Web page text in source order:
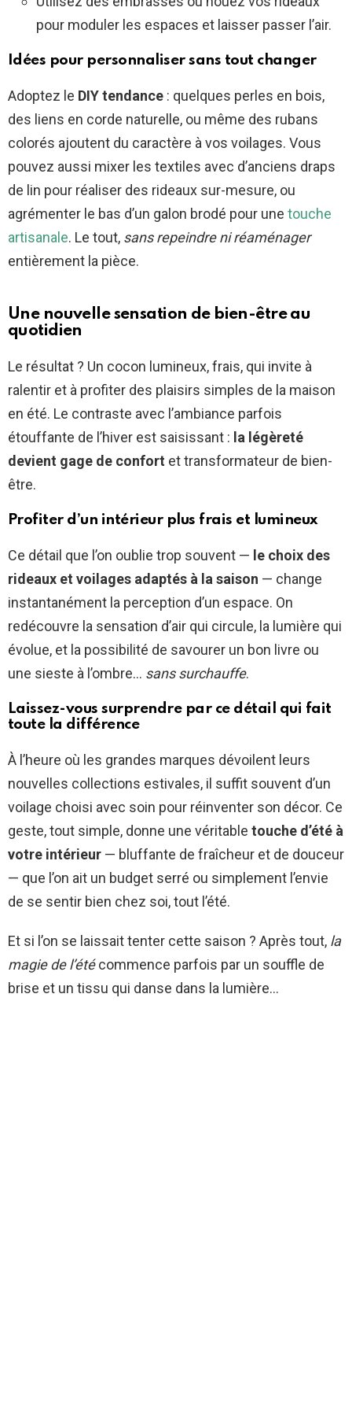
pour moduler les espaces et laisser passer l’air.
Idées pour personnaliser sans tout changer
Adoptez le DIY tendance : quelques perles en bois,
des liens en corde naturelle, ou même des rubans
colorés ajoutent du caractère à vos voilages. Vous
pouvez aussi mixer les textiles avec d’anciens draps
de lin pour réaliser des rideaux sur-mesure, ou
agrémenter le bas d’un galon brodé pour une touche
artisanale. Le tout, sans repeindre ni réaménager
entièrement la pièce.
Une nouvelle sensation de bien-être au
quotidien
Le résultat ? Un cocon lumineux, frais, qui invite à
ralentir et à profiter des plaisirs simples de la maison
en été. Le contraste avec l’ambiance parfois
étouffante de l’hiver est saisissant : la légèreté
devient gage de confort et transformateur de bien-
être.
Profiter d’un intérieur plus frais et lumineux
Ce détail que l’on oublie trop souvent — le choix des
rideaux et voilages adaptés à la saison — change
instantanément la perception d’un espace. On
redécouvre la sensation d’air qui circule, la lumière qui
évolue, et la possibilité de savourer un bon livre ou
une sieste à l’ombre… sans surchauffe.
Laissez-vous surprendre par ce détail qui fait
toute la différence
À l’heure où les grandes marques dévoilent leurs
nouvelles collections estivales, il suffit souvent d’un
voilage choisi avec soin pour réinventer son décor. Ce
geste, tout simple, donne une véritable touche d’été à
votre intérieur — bluffante de fraîcheur et de douceur
— que l’on ait un budget serré ou simplement l’envie
de se sentir bien chez soi, tout l’été.
Et si l’on se laissait tenter cette saison ? Après tout, la
magie de l’étécommence parfois par un souffle de
brise et un tissu qui danse dans la lumière…